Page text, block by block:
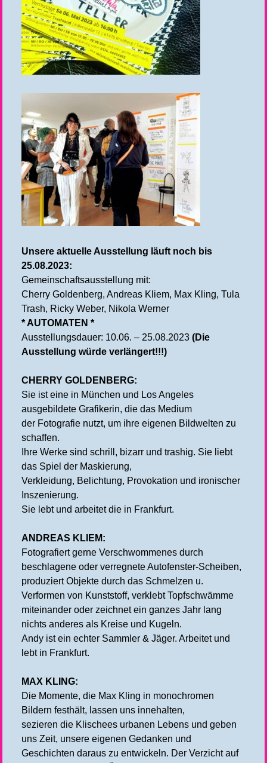
Unsere aktuelle Ausstellung läuft noch bis
25.08.2023:
Gemeinschaftsausstellung mit:
Cherry Goldenberg, Andreas Kliem, Max Kling, Tula
Trash, Ricky Weber, Nikola Werner
* AUTOMATEN *
Ausstellungsdauer: 10.06. – 25.08.2023 (Die
Ausstellung würde verlängert!!!)
CHERRY GOLDENBERG:
Sie ist eine in München und Los Angeles
ausgebildete Grafikerin, die das Medium
der Fotografie nutzt, um ihre eigenen Bildwelten zu
schaffen.
Ihre Werke sind schrill, bizarr und trashig. Sie liebt
das Spiel der Maskierung,
Verkleidung, Belichtung, Provokation und ironischer
Inszenierung.
Sie lebt und arbeitet die in Frankfurt.
ANDREAS KLIEM:
Fotografiert gerne Verschwommenes durch
beschlagene oder verregnete Autofenster-Scheiben,
produziert Objekte durch das Schmelzen u.
Verformen von Kunststoff, verklebt Topfschwämme
miteinander oder zeichnet ein ganzes Jahr lang
nichts anderes als Kreise und Kugeln.
Andy ist ein echter Sammler & Jäger. Arbeitet und
lebt in Frankfurt.
MAX KLING:
Die Momente, die Max Kling in monochromen
Bildern festhält, lassen uns innehalten,
sezieren die Klischees urbanen Lebens und geben
uns Zeit, unsere eigenen Gedanken und
Geschichten daraus zu entwickeln. Der Verzicht auf